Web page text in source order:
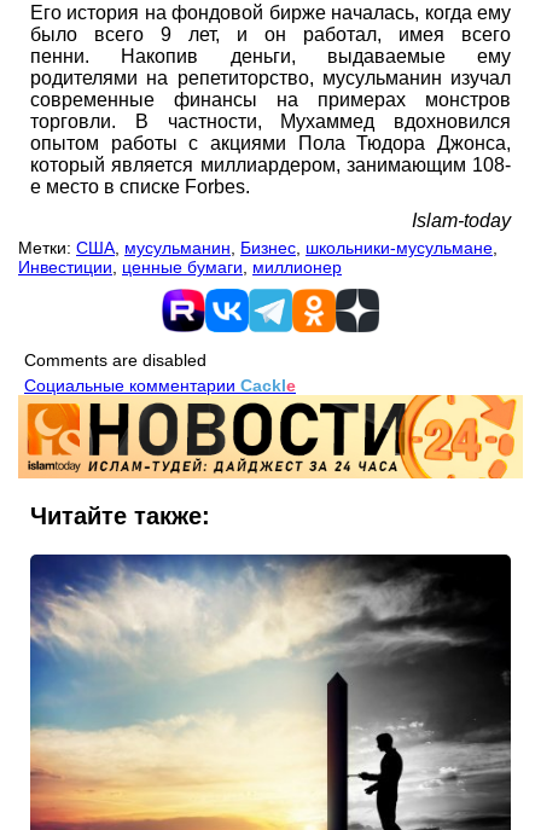
Его история на фондовой бирже началась, когда ему
было всего 9 лет, и он работал, имея всего
пенни. Накопив деньги, выдаваемые ему
родителями на репетиторство, мусульманин изучал
современные финансы на примерах монстров
торговли. В частности, Мухаммед вдохновился
опытом работы с акциями Пола Тюдора Джонса,
который является миллиардером, занимающим 108-
е место в списке Forbes.
Islam-today
Метки: США мусульманин Бизнес школьники-мусульмане
Инвестиции
ценные бумаги миллионер
Comments are disabled
Социальные комментарии Cackle
Читайте также: